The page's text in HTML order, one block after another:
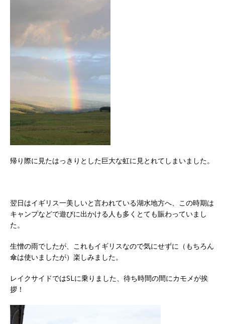
帰り際に見たはっきりとした巨大な虹に見とれてしまいました。
翌日はイギリス一美しいと言われている湖水地方へ、この時期は
キャンプなどで遊びに出かける人も多くとても賑わっていまし
た。
生憎の雨でしたが、これもイギリスなので気にせずに（もちろん
傘は使いましたが）楽しみました。
レイクサイドではSLに乗りました、待ち時間の間にカモメが挨
拶！